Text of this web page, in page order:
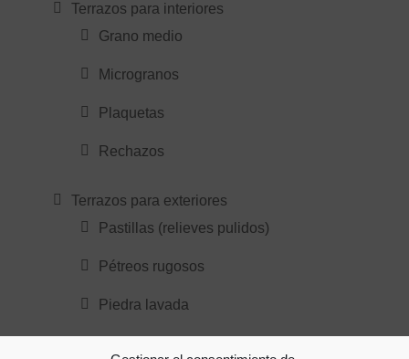
Terrazos para interiores
Grano medio
Microgranos
Plaquetas
Rechazos
Terrazos para exteriores
Pastillas (relieves pulidos)
Pétreos rugosos
Piedra lavada